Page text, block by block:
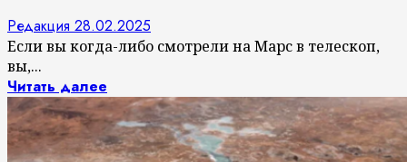
Редакция 28.02.2025
Если вы когда-либо смотрели на Марс в телескоп,
вы,...
Читать далее